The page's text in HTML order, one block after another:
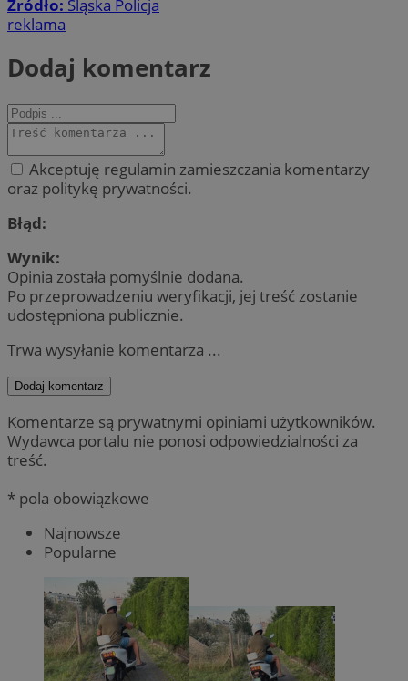
Źródło: Śląska Policja
reklama
Dodaj komentarz
Akceptuję regulamin zamieszczania komentarzy
oraz politykę prywatności.
Błąd:
Wynik:
Opinia została pomyślnie dodana.
Po przeprowadzeniu weryfikacji, jej treść zostanie
udostępniona publicznie.
Trwa wysyłanie komentarza ...
Dodaj komentarz
Komentarze są prywatnymi opiniami użytkowników.
Wydawca portalu nie ponosi odpowiedzialności za
treść.
* pola obowiązkowe
Najnowsze
Popularne